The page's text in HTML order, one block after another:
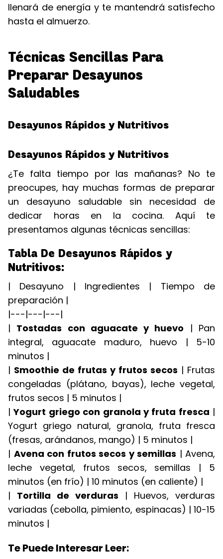
llenará de energía y te mantendrá satisfecho
hasta el almuerzo.
Técnicas Sencillas Para
Preparar Desayunos
Saludables
Desayunos Rápidos y Nutritivos
Desayunos Rápidos y Nutritivos
¿Te falta tiempo por las mañanas? No te
preocupes, hay muchas formas de preparar
un desayuno saludable sin necesidad de
dedicar horas en la cocina. Aquí te
presentamos algunas técnicas sencillas:
Tabla De Desayunos Rápidos y
Nutritivos:
| Desayuno | Ingredientes | Tiempo de
preparación |
|---|---|---|
| Tostadas con aguacate y huevo | Pan
integral, aguacate maduro, huevo | 5-10
minutos |
| Smoothie de frutas y frutos secos | Frutas
congeladas (plátano, bayas), leche vegetal,
frutos secos | 5 minutos |
|Yogurt griego con granola y fruta fresca |
Yogurt griego natural, granola, fruta fresca
(fresas, arándanos, mango) | 5 minutos |
| Avena con frutos secos y semillas | Avena,
leche vegetal, frutos secos, semillas | 5
minutos (en frío) | 10 minutos (en caliente) |
| Tortilla de verduras | Huevos, verduras
variadas (cebolla, pimiento, espinacas) | 10-15
minutos |
Te Puede Interesar Leer: